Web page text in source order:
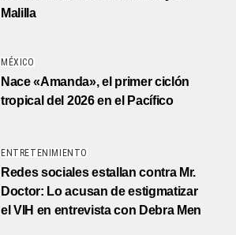
Malilla
MÉXICO
Nace «Amanda», el primer ciclón
tropical del 2026 en el Pacífico
ENTRETENIMIENTO
Redes sociales estallan contra Mr.
Doctor: Lo acusan de estigmatizar
el VIH en entrevista con Debra Men